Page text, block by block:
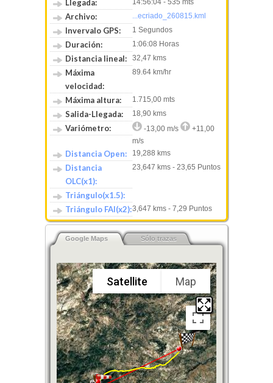
Llegada: 14:56:04 - 535 mts
Archivo: ...ecriado_260815.kml
Invervalo GPS: 1 Segundos
Duración: 1:06:08 Horas
Distancia lineal: 32,47 kms
Máxima
velocidad:
89.64 km/hr
Máxima altura: 1.715,00 mts
Salida-Llegada: 18,90 kms
Variómetro: -13,00 m/s
+11,00
m/s
Distancia Open: 19,288 kms
Distancia
OLC(x1):
23,647 kms - 23,65 Puntos
Triángulo(x1.5):
Triángulo FAI(x2):3,647 kms - 7,29 Puntos
Google Maps Sólo trazas
Satellite Map